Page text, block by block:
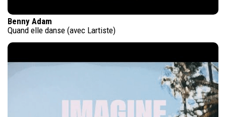
Benny Adam
Quand elle danse (avec Lartiste)